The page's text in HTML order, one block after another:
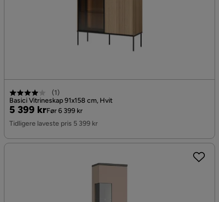
(1)
Basici Vitrineskap 91x158 cm, Hvit
Pris
5 399 kr
Original
Pris
Før 6 399 kr
Tidligere laveste pris 5 399 kr